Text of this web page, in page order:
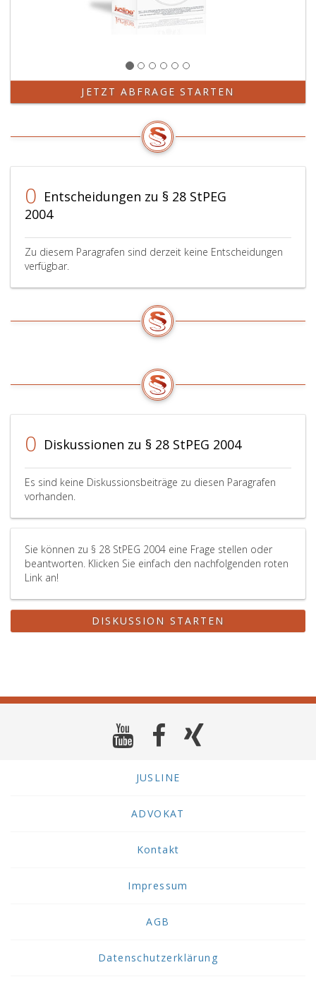
JETZT ABFRAGE STARTEN
0 Entscheidungen zu § 28 StPEG
2004
Zu diesem Paragrafen sind derzeit keine Entscheidungen
verfügbar.
0 Diskussionen zu § 28 StPEG 2004
Es sind keine Diskussionsbeiträge zu diesen Paragrafen
vorhanden.
Sie können zu § 28 StPEG 2004 eine Frage stellen oder
beantworten. Klicken Sie einfach den nachfolgenden roten
Link an!
DISKUSSION STARTEN
JUSLINE
ADVOKAT
Kontakt
Impressum
AGB
Datenschutzerklärung